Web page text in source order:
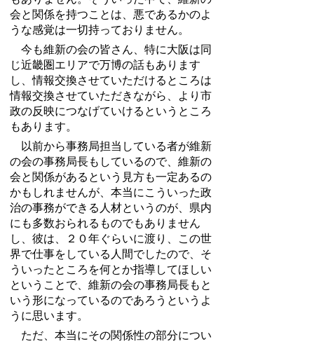
会と関係を持つことは、悪であるかのよ
うな感覚は一切持っておりません。
今も維新の会の皆さん、特に大阪は同
じ近畿圏エリアで万博の話もあります
し、情報交換させていただけるところは
情報交換させていただきながら、より市
政の反映につなげていけるというところ
もあります。
以前から事務局担当している者が維新
の会の事務局長もしているので、維新の
会と関係があるという見方も一定あるの
かもしれませんが、本当にこういった政
治の事務ができる人材というのが、県内
にも多数おられるものでもありません
し、彼は、２０年ぐらいに渡り、この世
界で仕事をしている人間でしたので、そ
ういったところを何とか指導してほしい
ということで、維新の会の事務局長もと
いう形になっているのであろうというよ
うに思います。
ただ、本当にその関係性の部分につい